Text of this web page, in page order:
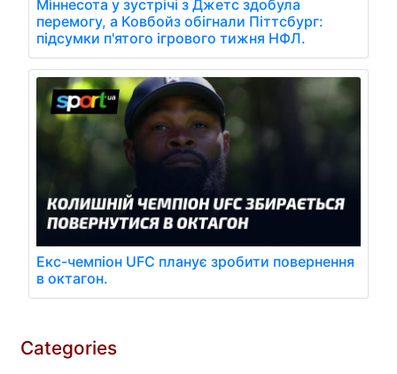
Міннесота у зустрічі з Джетс здобула
перемогу, а Ковбойз обігнали Піттсбург:
підсумки п'ятого ігрового тижня НФЛ.
Екс-чемпіон UFC планує зробити повернення
в октагон.
Categories